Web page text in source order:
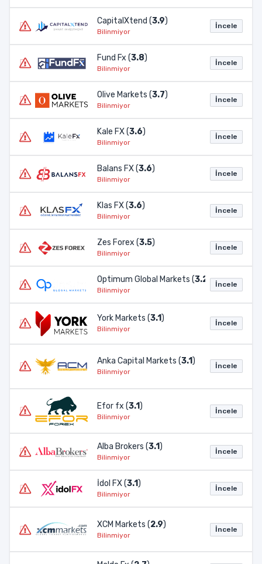
CapitalXtend (3.9)
Bilinmiyor
İncele
Fund Fx (3.8)
Bilinmiyor
İncele
Olive Markets (3.7)
Bilinmiyor
İncele
Kale FX (3.6)
Bilinmiyor
İncele
Balans FX (3.6)
Bilinmiyor
İncele
Klas FX (3.6)
Bilinmiyor
İncele
Zes Forex (3.5)
Bilinmiyor
İncele
Optimum Global Markets (3.2 )
Bilinmiyor
İncele
York Markets (3.1)
Bilinmiyor
İncele
Anka Capital Markets (3.1)
Bilinmiyor
İncele
Efor fx (3.1)
Bilinmiyor
İncele
Alba Brokers (3.1)
Bilinmiyor
İncele
İdol FX (3.1)
Bilinmiyor
İncele
XCM Markets (2.9)
Bilinmiyor
İncele